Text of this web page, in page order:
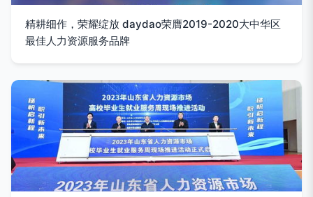
精耕细作，荣耀绽放 daydao荣膺2019-2020大中华区
最佳人力资源服务品牌